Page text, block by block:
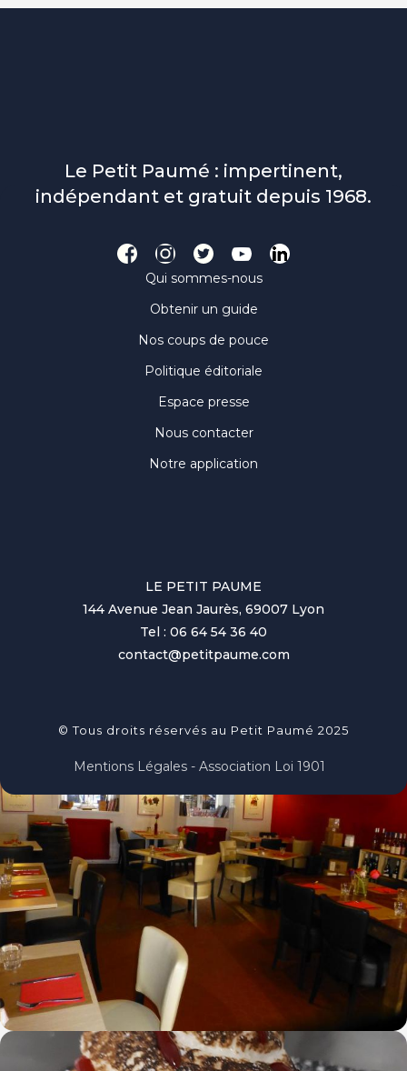
Le Petit Paumé : impertinent,
indépendant et gratuit depuis 1968.
Qui sommes-nous
Obtenir un guide
Nos coups de pouce
Politique éditoriale
Espace presse
Nous contacter
Notre application
LE PETIT PAUME
144 Avenue Jean Jaurès, 69007 Lyon
Tel : 06 64 54 36 40
contact@petitpaume.com
© Tous droits réservés au Petit Paumé 2025
Mentions Légales - Association Loi 1901